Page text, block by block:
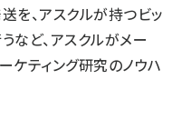
を、アスクルが持つビッ
など、アスクルがメー
ケティング研究のノウハ